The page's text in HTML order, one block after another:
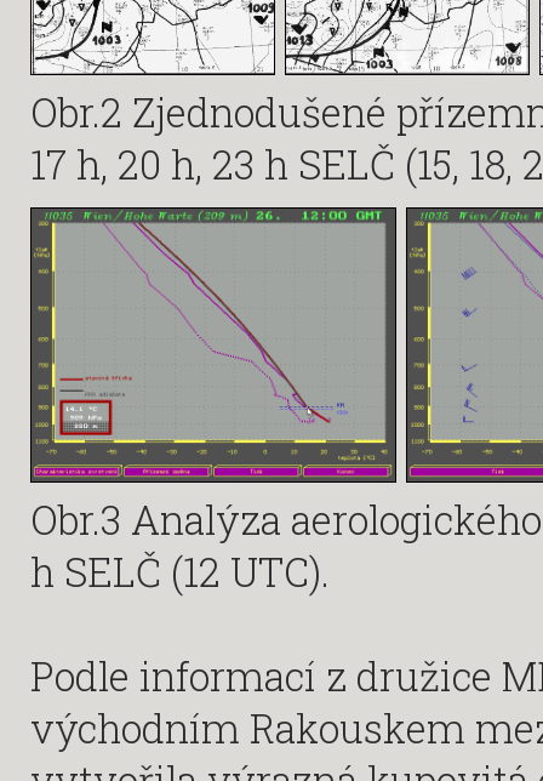
Obr.2 Zjednodušené
17 h, 20 h, 23 h SELČ (15, 18,
Obr.3 Analýza
h SELČ (12 UTC).
Podle informací z družice
východním Rakouskem